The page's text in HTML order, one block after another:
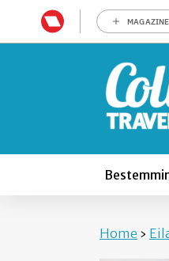
Home ›